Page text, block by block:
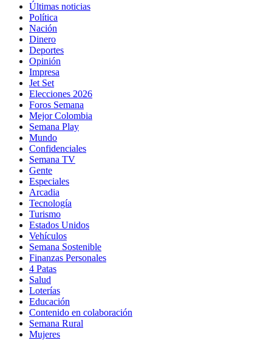
Últimas noticias
Política
Nación
Dinero
Deportes
Opinión
Impresa
Jet Set
Elecciones 2026
Foros Semana
Mejor Colombia
Semana Play
Mundo
Confidenciales
Semana TV
Gente
Especiales
Arcadia
Tecnología
Turismo
Estados Unidos
Vehículos
Semana Sostenible
Finanzas Personales
4 Patas
Salud
Loterías
Educación
Contenido en colaboración
Semana Rural
Mujeres